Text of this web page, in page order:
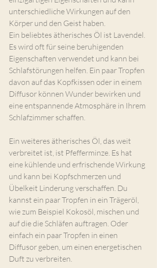
unterschiedliche Wirkungen auf den
Körper und den Geist haben.
Ein beliebtes ätherisches Öl ist Lavendel.
Es wird oft für seine beruhigenden
Eigenschaften verwendet und kann bei
Schlafstörungen helfen. Ein paar Tropfen
davon auf das Kopfkissen oder in einem
Diffusor können Wunder bewirken und
eine entspannende Atmosphäre in Ihrem
Schlafzimmer schaffen.
Ein weiteres ätherisches Öl, das weit
verbreitet ist, ist Pfefferminze. Es hat
eine kühlende und erfrischende Wirkung
und kann bei Kopfschmerzen und
Übelkeit Linderung verschaffen. Du
kannst ein paar Tropfen in ein Trägeröl,
wie zum Beispiel Kokosöl, mischen und
auf die die Schläfen auftragen. Oder
einfach ein paar Tropfen in einen
Diffusor geben, um einen energetischen
Duft zu verbreiten.